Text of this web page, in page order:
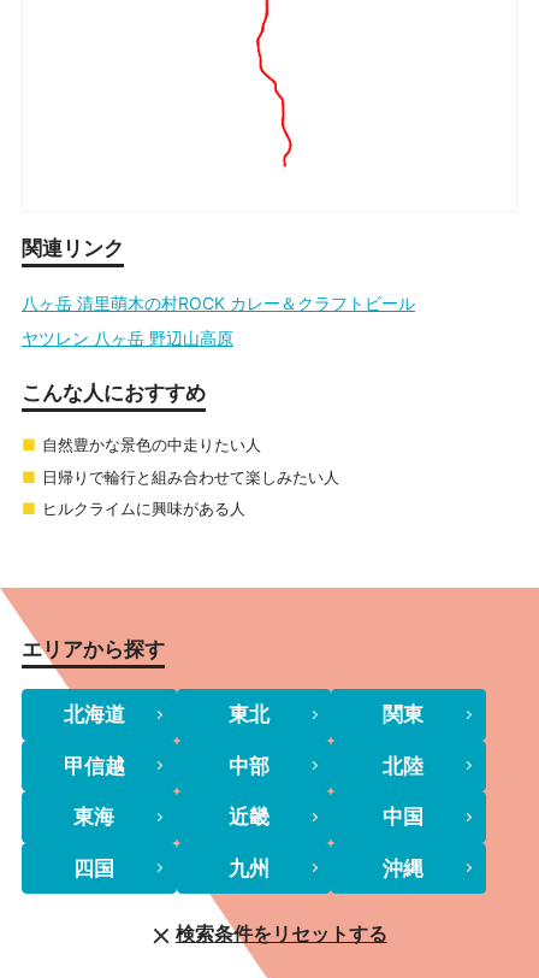
関連リンク
八ヶ岳 清里萌木の村ROCK カレー＆クラフトビール
ヤツレン 八ヶ岳 野辺山高原
こんな人におすすめ
自然豊かな景色の中走りたい人
日帰りで輪行と組み合わせて楽しみたい人
ヒルクライムに興味がある人
エリアから探す
北海道 東北 関東
甲信越 中部 北陸
東海 近畿 中国
四国 九州 沖縄
検索条件をリセットする